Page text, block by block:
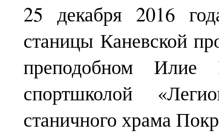
25 декабря 2016
станицы Каневской
преподобном Илие
спортшколой
станичного храма